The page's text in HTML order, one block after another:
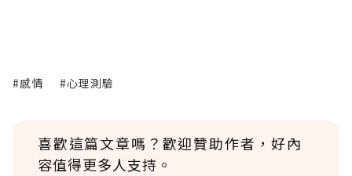
#感情 #心理測驗
喜歡這篇文章嗎？歡迎贊助作者，好內
容值得更多人支持。